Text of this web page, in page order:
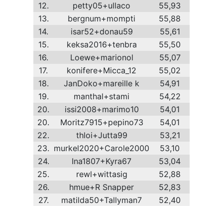
12.
petty05+ullaco
55,93
13.
bergnum+mompti
55,88
14.
isar52+donau59
55,61
15.
keksa2016+tenbra
55,50
16.
Loewe+marionol
55,07
17.
konifere+Micca_12
55,02
18.
JanDoko+mareille k
54,91
19.
manthal+stami
54,22
20.
issi2008+marimo10
54,01
20.
Moritz7915+pepino73
54,01
22.
thloi+Jutta99
53,21
23. murkel2020+Carole2000
53,10
24.
Ina1807+Kyra67
53,04
25.
rewl+wittasig
52,88
26.
hmue+R Snapper
52,83
27.
matilda50+Tallyman7
52,40